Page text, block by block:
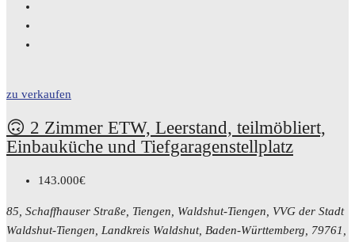
zu verkaufen
🙃 2 Zimmer ETW, Leerstand, teilmöbliert,
Einbauküche und Tiefgaragenstellplatz
143.000€
85, Schaffhauser Straße, Tiengen, Waldshut-Tiengen, VVG der Stadt
Waldshut-Tiengen, Landkreis Waldshut, Baden-Württemberg, 79761,